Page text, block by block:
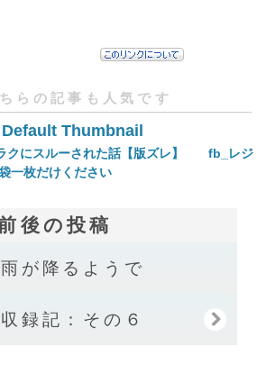
らの記事も人気です
クにスルーされた話【版ズレ】
fb_レジ
一枚だけください
後の投稿
が降るようで
録記：その６